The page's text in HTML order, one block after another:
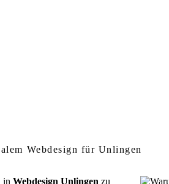
Webdesign für Unlingen
in Webdesign Unlingen zu